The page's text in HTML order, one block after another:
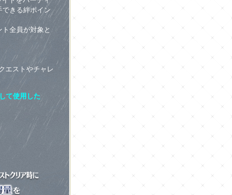
できる絆ポイン
全員が対象と
エストやチャレ
て使用した